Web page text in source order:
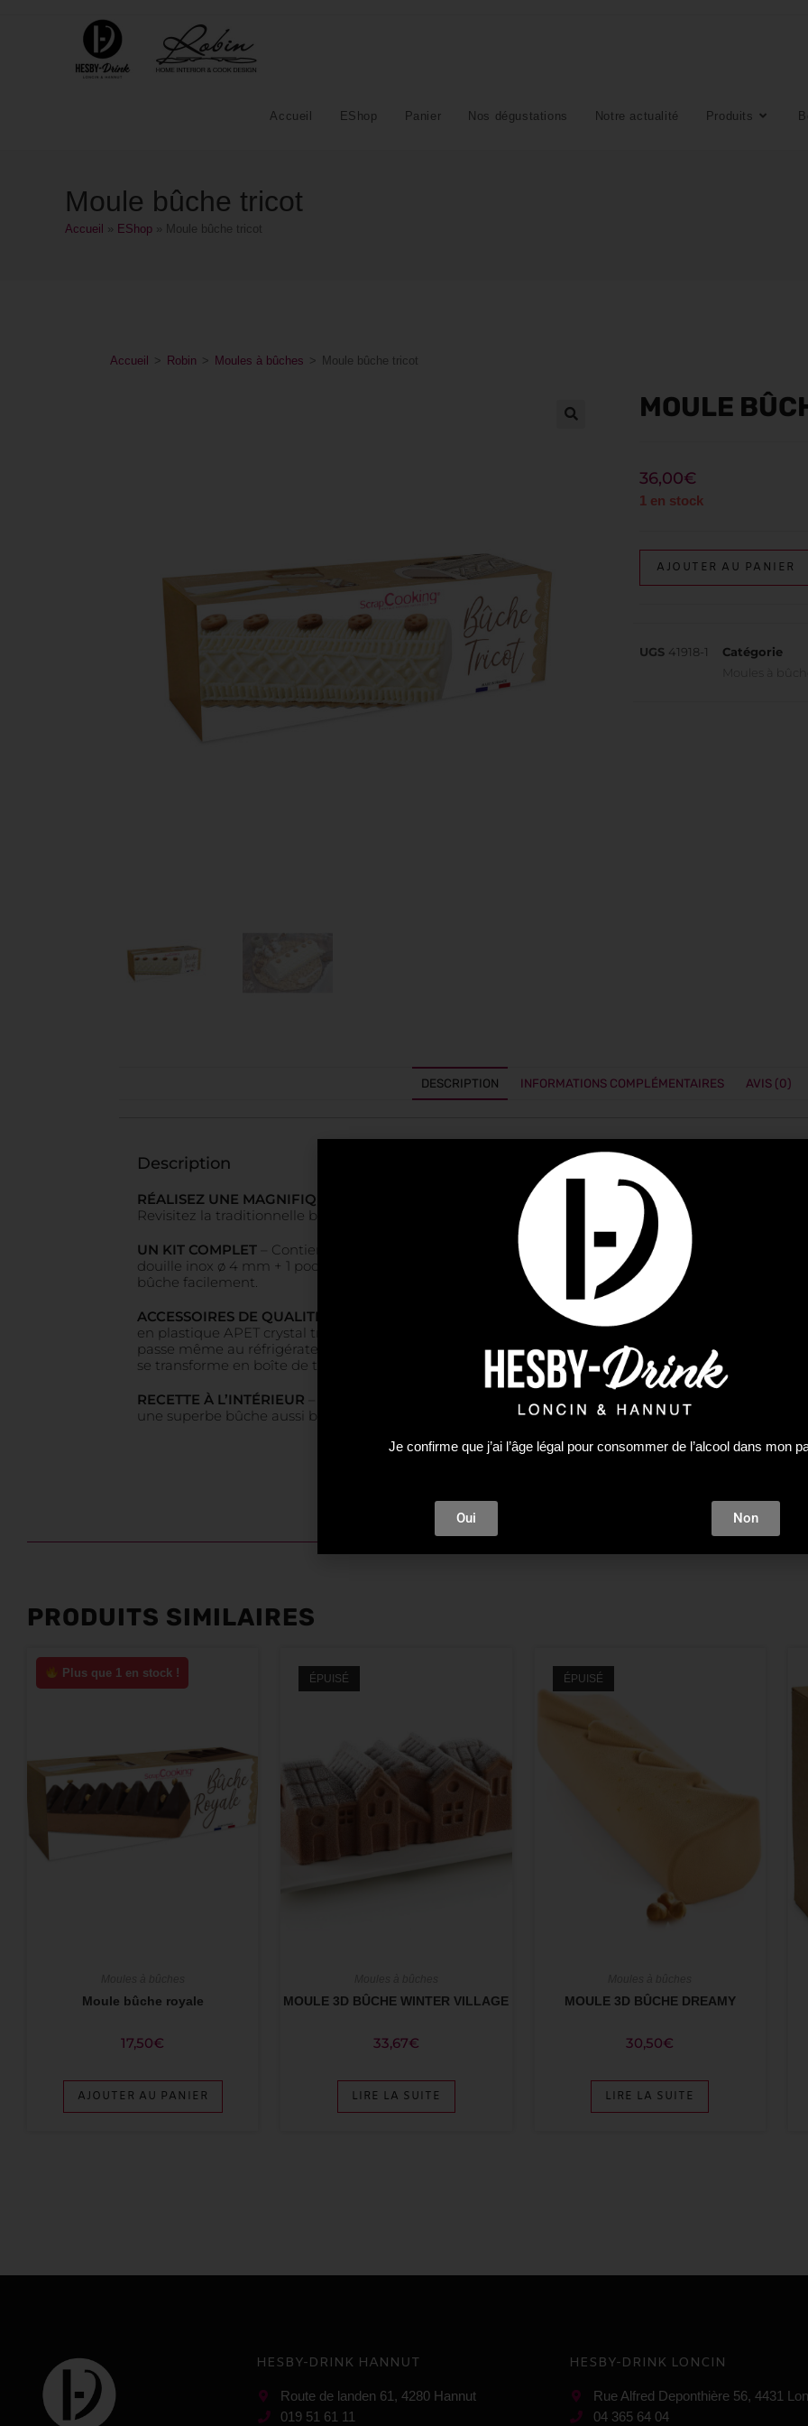
Accueil EShop Panier Nos dégustations Notre actualité Produits
Moule bûche tricot
Accueil EShop Moule bûche tricot
Accueil > Robin > Moules à bûches > Moule bûche tricot
MOULE
36,00€
1 en stock
AJOUTER AU PANIER
UGS 41918-1
Catégorie
Moules à
DESCRIPTION INFORMATIONS COMPLÉMENTAIRES AVIS (0)
Description
RÉALISEZ UNE MAGNIFIQUE BÛCHE TRICOT
– Un kit pour vous accompagner dans la création
Revisitez la traditionnelle bûche et préparez un dessert de Noël original, digne d’un grand pâtissier.
UN KIT COMPLET – Contient les accessoires nécessaires pour créer une magnifique buche de Noël
douille inox ø 4 mm + 1 poche pâtissière + 1 emballage qui se transforme en boîte de transport.
bûche facilement.
ACCESSOIRES DE QUALITÉ
– ScrapCooking a rassemblé les meilleurs éléments pour la réussite
en plastique APET crystal transparent mesure 33 x 11,5 x 6 (H) cm. Il est apte au contact alimentaire,
passe même au réfrigérateur et au congélateur. Le support doré fera un magnifique écrin pour
se transforme en boîte de transport éco-responsable !
RECETTE À L’INTÉRIEUR – Livrée avec une recette de bûche vanille-marrons à l’intérieur, facile à
une superbe bûche aussi belle que délicieuse pour votre repas de réveillon ou du jour de Noël.
PRODUITS SIMILAIRES
Plus que 1 en stock !
Moule bûche royale
17,50€
AJOUTER AU PANIER
ÉPUISÉ
MOULE 3D BÛCHE WINTER VILLAGE
33,67€
LIRE LA SUITE
ÉPUISÉ
MOULE 3D BÛCHE DREAMY
30,50€
LIRE LA SUITE
HESBY-DRINK HANNUT
Route de landen 61, 4280 Hannut
019 51 61 11
HESBY-DRINK LONCIN
Rue Alfred Deponthière 56, 4431
04 365 64 04
Je confirme que j’ai l’âge légal pour consommer de l’alcool dans mon
Oui Non